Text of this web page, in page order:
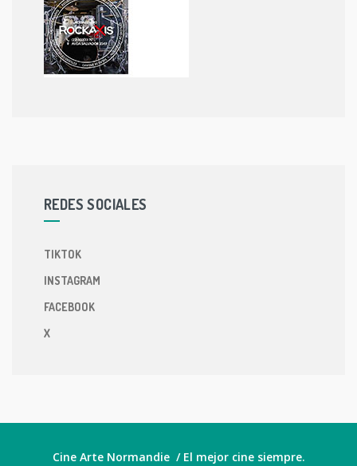
REDES SOCIALES
TIKTOK
INSTAGRAM
FACEBOOK
X
Cine Arte Normandie / El mejor cine siempre.